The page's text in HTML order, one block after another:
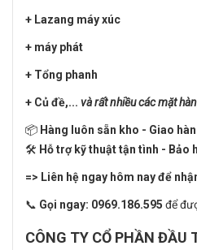
+ Lazang máy xúc
+ máy phát
+ Tổng phanh
+ Củ đề,... và rất nhiều các mặt
📦 Hàng luôn sẵn kho - Giao
🛠️ Hỗ trợ kỹ thuật tận tình - Bảo
=> Liên hệ ngay hôm nay để
📞 Gọi ngay: 0969.186.595 để
CÔNG TY CỔ PHẦN ĐẦU